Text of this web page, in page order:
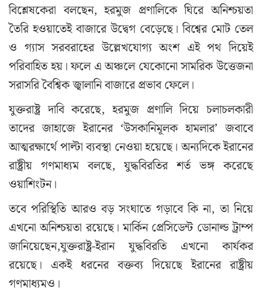
বিশ্লেষকেরা বলছেন, হরমুজ প্রণালিকে ঘিরে অনিশ্চয়তা
তৈরি হওয়াতেই বাজারে উদ্বেগ বেড়েছে। বিশ্বের মোট তেল
ও গ্যাস সরবরাহের উল্লেখযোগ্য অংশ এই পথ দিয়েই
পরিবাহিত হয়। ফলে এ অঞ্চলে যেকোনো সামরিক উত্তেজনা
সরাসরি বৈশ্বিক জ্বালানি বাজারে প্রভাব ফেলে।
যুক্তরাষ্ট্র দাবি করেছে, হরমুজ প্রণালি দিয়ে চলাচলকারী
তাদের জাহাজে ইরানের ‘উসকানিমূলক হামলার’ জবাবে
আত্মরক্ষার্থে পাল্টা ব্যবস্থা নেওয়া হয়েছে। অন্যদিকে ইরানের
রাষ্ট্রীয় গণমাধ্যম বলছে, যুদ্ধবিরতির শর্ত ভঙ্গ করেছে
ওয়াশিংটন।
তবে পরিস্থিতি আরও বড় সংঘাতে গড়াবে কি না, তা নিয়ে
এখনো অনিশ্চয়তা রয়েছে। মার্কিন প্রেসিডেন্ট ডোনাল্ড ট্রাম্প
জানিয়েছেন,যুক্তরাষ্ট্র-ইরান যুদ্ধবিরতি এখনো কার্যকর
রয়েছে। একই ধরনের বক্তব্য দিয়েছে ইরানের রাষ্ট্রীয়
গণমাধ্যমও।